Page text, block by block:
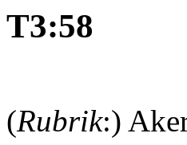
T3:58
(Rubrik:)